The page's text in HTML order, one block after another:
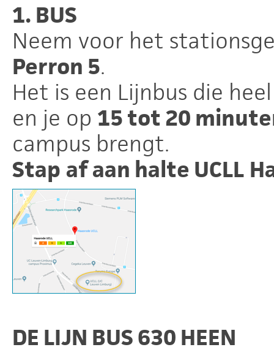
1. BUS
Neem voor het
Perron 5.
Het is een Lijnbus die
en je op 15 tot 20
campus brengt.
Stap af aan halte UCLL
DE LIJN BUS 630 HEEN